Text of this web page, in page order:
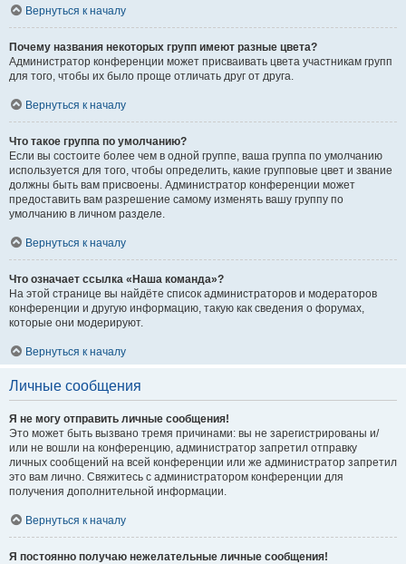
Вернуться к началу
Почему названия некоторых групп имеют разные цвета?
Администратор конференции может присваивать цвета участникам групп
для того, чтобы их было проще отличать друг от друга.
Вернуться к началу
Что такое группа по умолчанию?
Если вы состоите более чем в одной группе, ваша группа по умолчанию
используется для того, чтобы определить, какие групповые цвет и звание
должны быть вам присвоены. Администратор конференции может
предоставить вам разрешение самому изменять вашу группу по
умолчанию в личном разделе.
Вернуться к началу
Что означает ссылка «Наша команда»?
На этой странице вы найдёте список администраторов и модераторов
конференции и другую информацию, такую как сведения о форумах,
которые они модерируют.
Вернуться к началу
Личные сообщения
Я не могу отправить личные сообщения!
Это может быть вызвано тремя причинами: вы не зарегистрированы и/
или не вошли на конференцию, администратор запретил отправку
личных сообщений на всей конференции или же администратор запретил
это вам лично. Свяжитесь с администратором конференции для
получения дополнительной информации.
Вернуться к началу
Я постоянно получаю нежелательные личные сообщения!